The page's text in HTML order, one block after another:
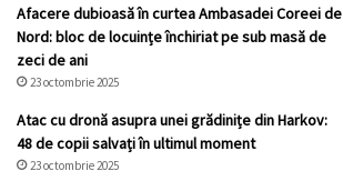
Afacere dubioasă în curtea Ambasadei Coreei de
Nord: bloc de locuințe închiriat pe sub masă de
zeci de ani
23 octombrie 2025
Atac cu dronă asupra unei grădinițe din Harkov:
48 de copii salvați în ultimul moment
23 octombrie 2025